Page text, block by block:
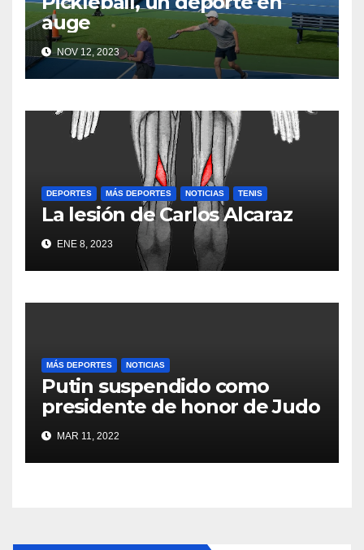
auge
NOV 12, 2023
DEPORTES MÁS DEPORTES NOTICIAS TENIS
La lesión de Carlos Alcaraz
ENE 8, 2023
MÁS DEPORTES NOTICIAS
Putin suspendido como
presidente de honor de Judo
MAR 11, 2022